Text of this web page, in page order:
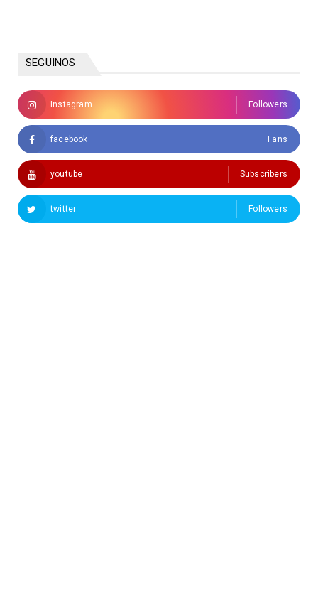
SEGUINOS
Instagram Followers
facebook Fans
youtube Subscribers
twitter Followers